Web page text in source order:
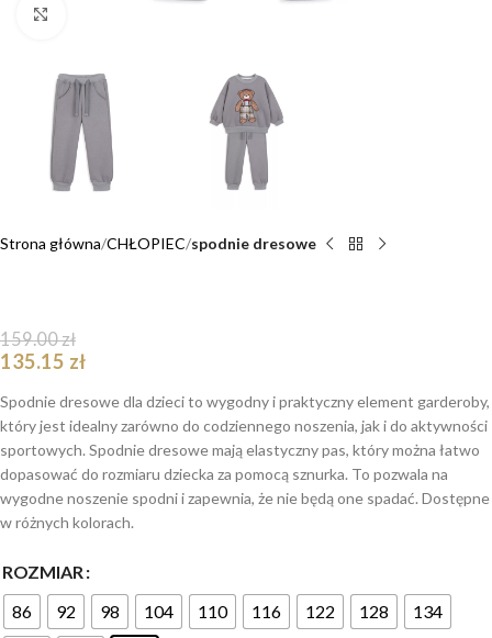
Strona główna CHŁOPIEC spodnie dresowe
159.00zł
135.15 zł
Spodnie dresowe dla dzieci to wygodny i praktyczny element garderoby,
który jest idealny zarówno do codziennego noszenia, jak i do aktywności
sportowych. Spodnie dresowe mają elastyczny pas, który można łatwo
dopasować do rozmiaru dziecka za pomocą sznurka. To pozwala na
wygodne noszenie spodni i zapewnia, że nie będą one spadać. Dostępne
w różnych kolorach.
ROZMIAR
86
92 98 104 110 116 122 128
134